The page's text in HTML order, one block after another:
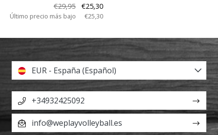
€29,95
€25,30
Último precio más bajo €25,30
EUR - España (Español)
+34932425092
info@weplayvolleyball.es